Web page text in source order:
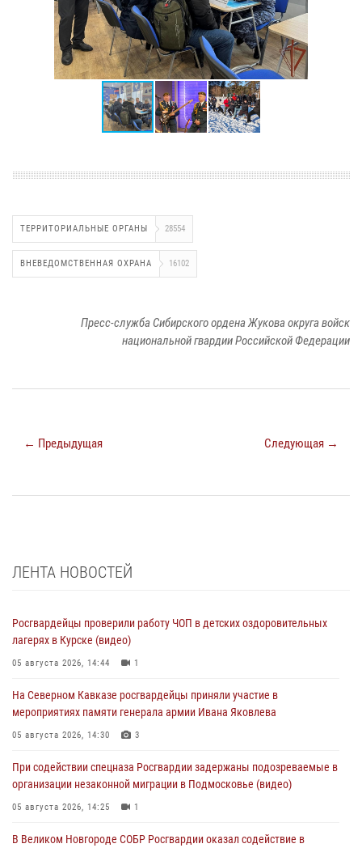
ТЕРРИТОРИАЛЬНЫЕ ОРГАНЫ 28554
ВНЕВЕДОМСТВЕННАЯ ОХРАНА 16102
Пресс-служба Сибирского ордена Жукова округа войск
национальной гвардии Российской Федерации
← Предыдущая Следующая →
ЛЕНТА НОВОСТЕЙ
Росгвардейцы проверили работу ЧОП в детских оздоровительных
лагерях в Курске (видео)
05 августа 2026, 14:44 1
На Северном Кавказе росгвардейцы приняли участие в
мероприятиях памяти генерала армии Ивана Яковлева
05 августа 2026, 14:30 3
При содействии спецназа Росгвардии задержаны подозреваемые в
организации незаконной миграции в Подмосковье (видео)
05 августа 2026, 14:25 1
В Великом Новгороде СОБР Росгвардии оказал содействие в